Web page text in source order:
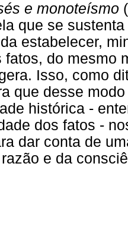
e monoteísmo
que se
estabelecer,
fatos, do mesmo
Isso, como
que desse
histórica -
dos fatos -
dar conta de
e da